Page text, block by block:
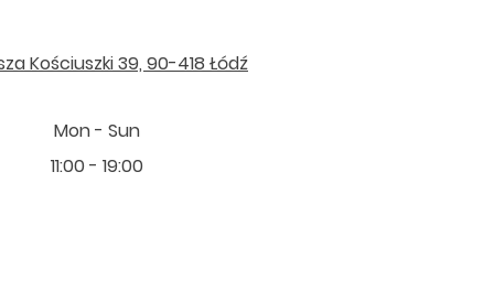
Mon - Sun
11:00 - 19:00
Kościuszki 39, 90-418 Łódź